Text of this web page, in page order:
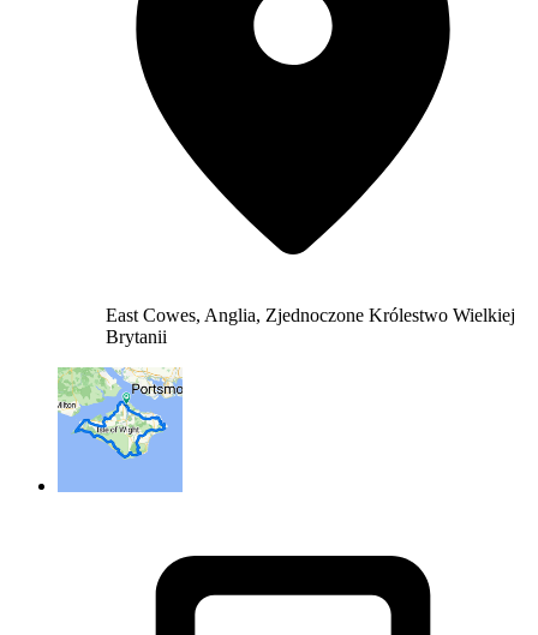
East Cowes, Anglia, Zjednoczone Królestwo Wielkiej
Brytanii